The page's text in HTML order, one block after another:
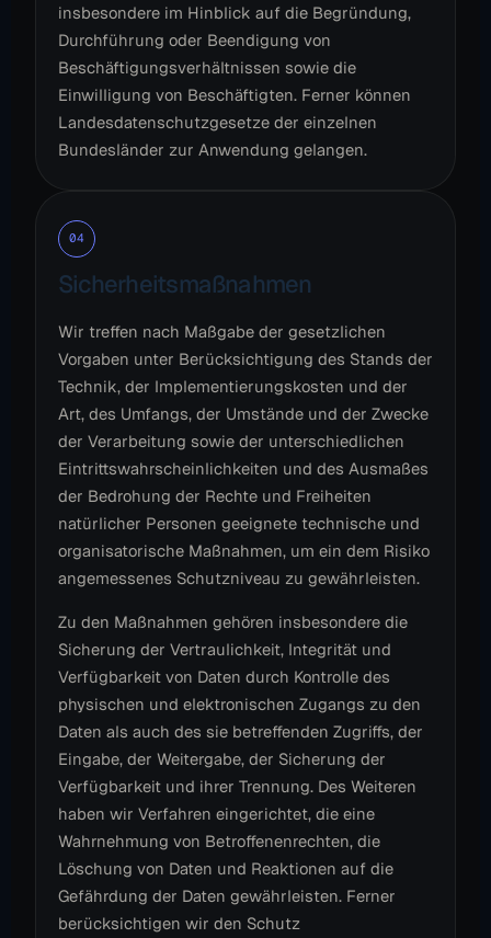
insbesondere im Hinblick auf die Begründung,
Durchführung oder Beendigung von
Beschäftigungsverhältnissen sowie die
Einwilligung von Beschäftigten. Ferner können
Landesdatenschutzgesetze der einzelnen
Bundesländer zur Anwendung gelangen.
04
Sicherheitsmaßnahmen
Wir treffen nach Maßgabe der gesetzlichen
Vorgaben unter Berücksichtigung des Stands der
Technik, der Implementierungskosten und der
Art, des Umfangs, der Umstände und der Zwecke
der Verarbeitung sowie der unterschiedlichen
Eintrittswahrscheinlichkeiten und des Ausmaßes
der Bedrohung der Rechte und Freiheiten
natürlicher Personen geeignete technische und
organisatorische Maßnahmen, um ein dem Risiko
angemessenes Schutzniveau zu gewährleisten.
Zu den Maßnahmen gehören insbesondere die
Sicherung der Vertraulichkeit, Integrität und
Verfügbarkeit von Daten durch Kontrolle des
physischen und elektronischen Zugangs zu den
Daten als auch des sie betreffenden Zugriffs, der
Eingabe, der Weitergabe, der Sicherung der
Verfügbarkeit und ihrer Trennung. Des Weiteren
haben wir Verfahren eingerichtet, die eine
Wahrnehmung von Betroffenenrechten, die
Löschung von Daten und Reaktionen auf die
Gefährdung der Daten gewährleisten. Ferner
berücksichtigen wir den Schutz